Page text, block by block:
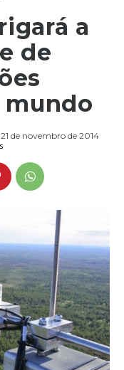
a
de
21 de novembro de 2014